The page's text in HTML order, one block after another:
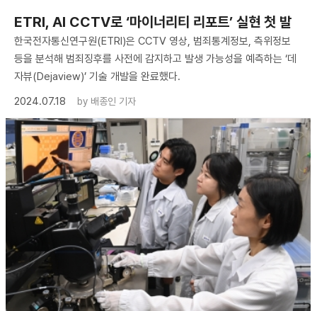
ETRI, AI CCTV로 ‘마이너리티 리포트’ 실현 첫 발
한국전자통신연구원(ETRI)은 CCTV 영상, 범죄통계정보, 측위정보
등을 분석해 범죄징후를 사전에 감지하고 발생 가능성을 예측하는 ‘데
자뷰(Dejaview)’ 기술 개발을 완료했다.
2024.07.18
by 배종인 기자